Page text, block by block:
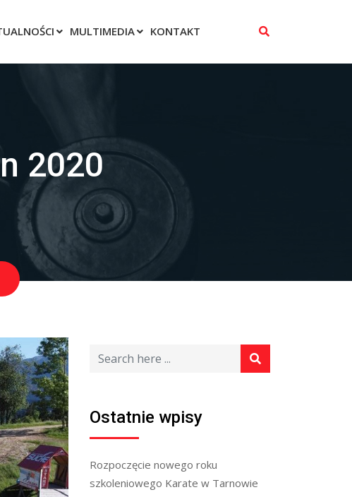
MULTIMEDIA KONTAKT
2020
Ostatnie wpisy
Rozpoczęcie nowego roku
szkoleniowego Karate w Tarnowie